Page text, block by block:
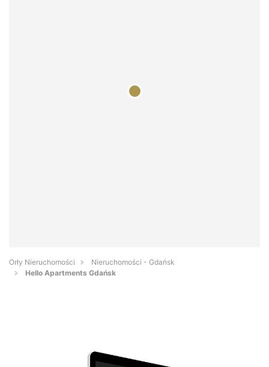
Orły Nieruchomości
Nieruchomości - Gdańsk
Hello Apartments Gdańsk